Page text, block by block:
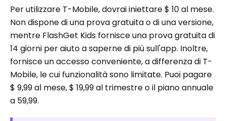
Per utilizzare T-Mobile, dovrai iniettare $ 10 al mese.
Non dispone di una prova gratuita o di una versione,
mentre FlashGet Kids fornisce una prova gratuita di
14 giorni per aiuto a saperne di più sull'app. Inoltre,
fornisce un accesso conveniente, a differenza di T-
Mobile, le cui funzionalità sono limitate. Puoi pagare
$ 9,99 al mese, $ 19,99 al trimestre o il piano annuale
a 59,99.